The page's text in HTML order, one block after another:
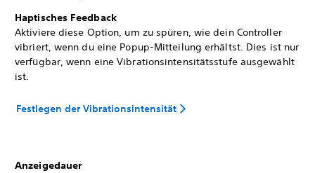
Haptisches Feedback
Aktiviere diese Option, um zu spüren, wie dein Controller
vibriert, wenn du eine Popup-Mitteilung erhältst. Dies ist nur
verfügbar, wenn eine Vibrationsintensitätsstufe ausgewählt
ist.
Festlegen der Vibrationsintensität
Anzeigedauer